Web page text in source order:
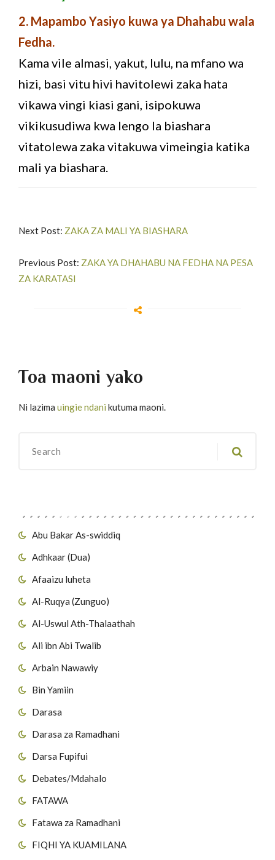
Abu Bakar As-swiddiq
Adhkaar (Dua)
Afaaizu luheta
Al-Ruqya (Zunguo)
Al-Uswul Ath-Thalaathah
Ali ibn Abi Twalib
Arbain Nawawiy
Bin Yamiin
Darasa
Darasa za Ramadhani
Darsa Fupifui
Debates/Mdahalo
FATAWA
Fatawa za Ramadhani
FIQHI YA KUAMILANA
2. Mapambo Yasiyo kuwa ya Dhahabu wala
Fedha.
Kama vile almasi, yakut, lulu, na mfano wa
hizi, basi vitu hivi havitolewi zaka hata
vikawa vingi kiasi gani, isipokuwa
vikikusudiwa kwa lengo la biashara
vitatolewa zaka vitakuwa vimeingia katika
mali ya biashara.
Next Post: ZAKA ZA MALI YA BIASHARA
Previous Post: ZAKA YA DHAHABU NA FEDHA NA PESA
ZA KARATASI
Toa maoni yako
Ni lazima uingie ndani kutuma maoni.